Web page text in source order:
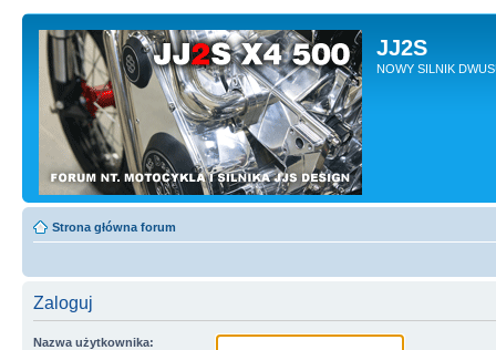
JJ2S
NOWY SILNIK
Strona główna forum
Zaloguj
Nazwa użytkownika: